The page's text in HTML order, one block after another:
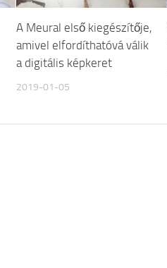
A Meural első kiegészítője,
amivel elfordíthatóvá válik
a digitális képkeret
2019-01-05